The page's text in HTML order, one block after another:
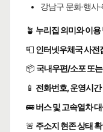
강남구 문화·행사·
🪴 누리집 의미와 이용
📮 인터넷우체국 사전
📦 국내우편/소포 또
📱 전화번호, 운영시간
🚌버스 및 고속열차
🚨 주소지 현존 상태